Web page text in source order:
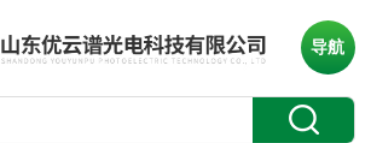
导航